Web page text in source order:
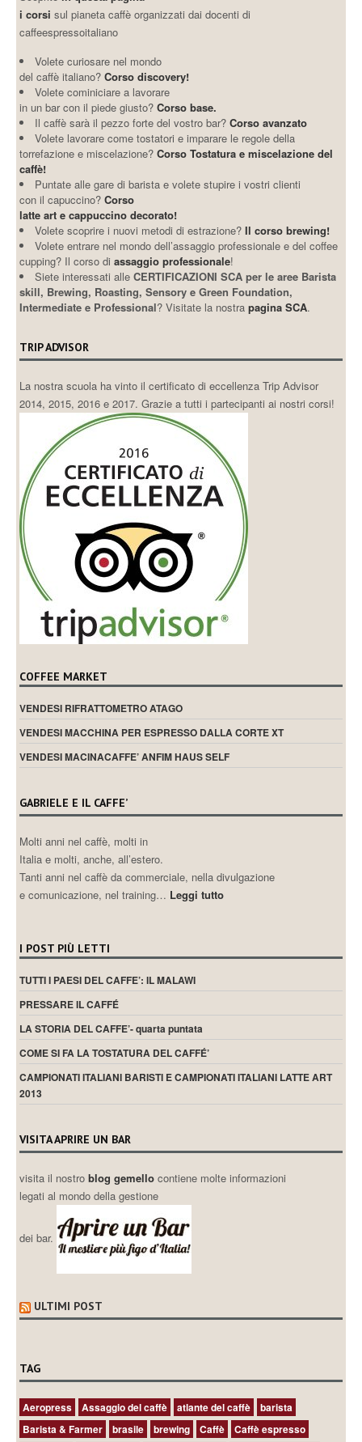
i corsi sul pianeta caffè organizzati dai docenti di
caffeespressoitaliano
Volete curiosare nel mondo
del caffè italiano? Corso discovery!
Volete cominiciare a lavorare
in un bar con il piede giusto? Corso base.
Il caffè sarà il pezzo forte del vostro bar?Corso avanzato
Volete lavorare come tostatori e imparare le regole della
torrefazione e miscelazione?Corso Tostatura e miscelazione del
caffè!
Puntate alle gare di barista e volete stupire i vostri clienti
con il capuccino?Corso
latte art e cappuccino decorato!
Volete scoprire i nuovi metodi di estrazione?Il corso brewing!
Volete entrare nel mondo dell’assaggio professionale e del coffee
cupping? Il corso diassaggio professionale!
Siete interessati alleCERTIFICAZIONI SCA per le aree Barista
skill, Brewing, Roasting, Sensory e Green Foundation,
Intermediate e Professional? Visitate la nostrapagina SCA.
TRIP ADVISOR
La nostra scuola ha vinto il certificato di eccellenza Trip Advisor
2014, 2015, 2016 e 2017. Grazie a tutti i partecipanti ai nostri corsi!
COFFEE MARKET
VENDESI RIFRATTOMETRO ATAGO
VENDESI MACCHINA PER ESPRESSO DALLA CORTE XT
VENDESI MACINACAFFE’ ANFIM HAUS SELF
GABRIELE E IL CAFFE’
Molti anni nel caffè, molti in
Italia e molti, anche, all’estero.
Tanti anni nel caffè da commerciale, nella divulgazione
e comunicazione, nel training… Leggi tutto
I POST PIÙ LETTI
TUTTI I PAESI DEL CAFFE’: IL MALAWI
PRESSARE IL CAFFÉ
LA STORIA DEL CAFFE’- quarta puntata
COME SI FA LA TOSTATURA DEL CAFFÉ’
CAMPIONATI ITALIANI BARISTI E CAMPIONATI ITALIANI LATTE ART
2013
VISITA APRIRE UN BAR
visita il nostroblog gemellocontiene molte informazioni
legati al mondo della gestione
dei bar.
ULTIMI POST
TAG
Aeropress Assaggio del caffè atlante del caffè
barista
Barista & Farmer
brasile brewing Caffè
Caffè espresso